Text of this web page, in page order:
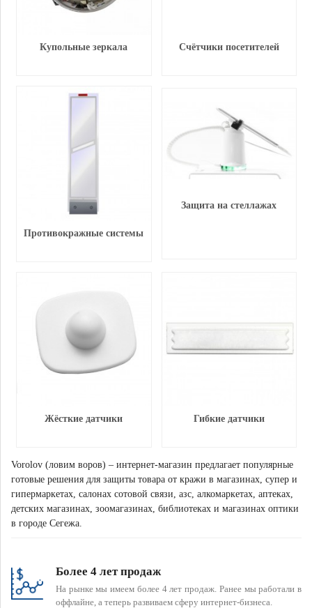
Купольные зеркала Счётчики посетителей
Противокражные системы
Защита на стеллажах
Жёсткие датчики Гибкие датчики
Vorolov (ловим воров) – интернет-магазин предлагает популярные
готовые решения для защиты товара от кражи в магазинах, супер и
гипермаркетах, салонах сотовой связи, азс, алкомаркетах, аптеках,
детских магазинах, зоомагазинах, библиотеках и магазинах оптики
в городе Сегежа.
Более 4 лет продаж
На рынке мы имеем более 4 лет продаж. Ранее мы работали в
оффлайне, а теперь развиваем сферу интернет-бизнеса.